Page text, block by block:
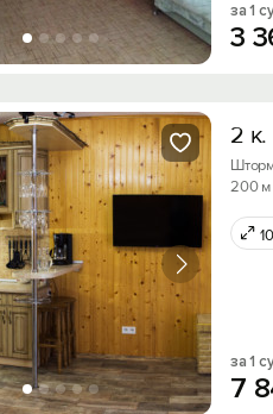
за 1
3
2
200 м
за 1
7